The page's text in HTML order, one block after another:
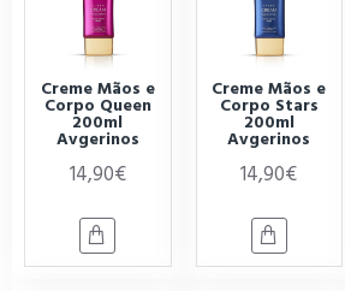
Creme Mãos e
Corpo Queen
200ml
Avgerinos
14,90€
Creme Mãos e
Corpo Stars
200ml
Avgerinos
14,90€